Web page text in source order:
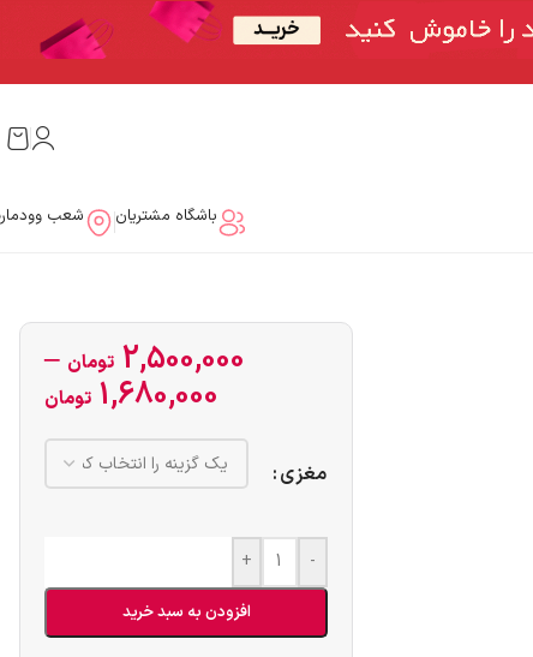
باشگاه مشتریان شعب
2,500,000 تومان –
1,680,000 تومان
مغزی
-
+
افزودن به سبد خرید